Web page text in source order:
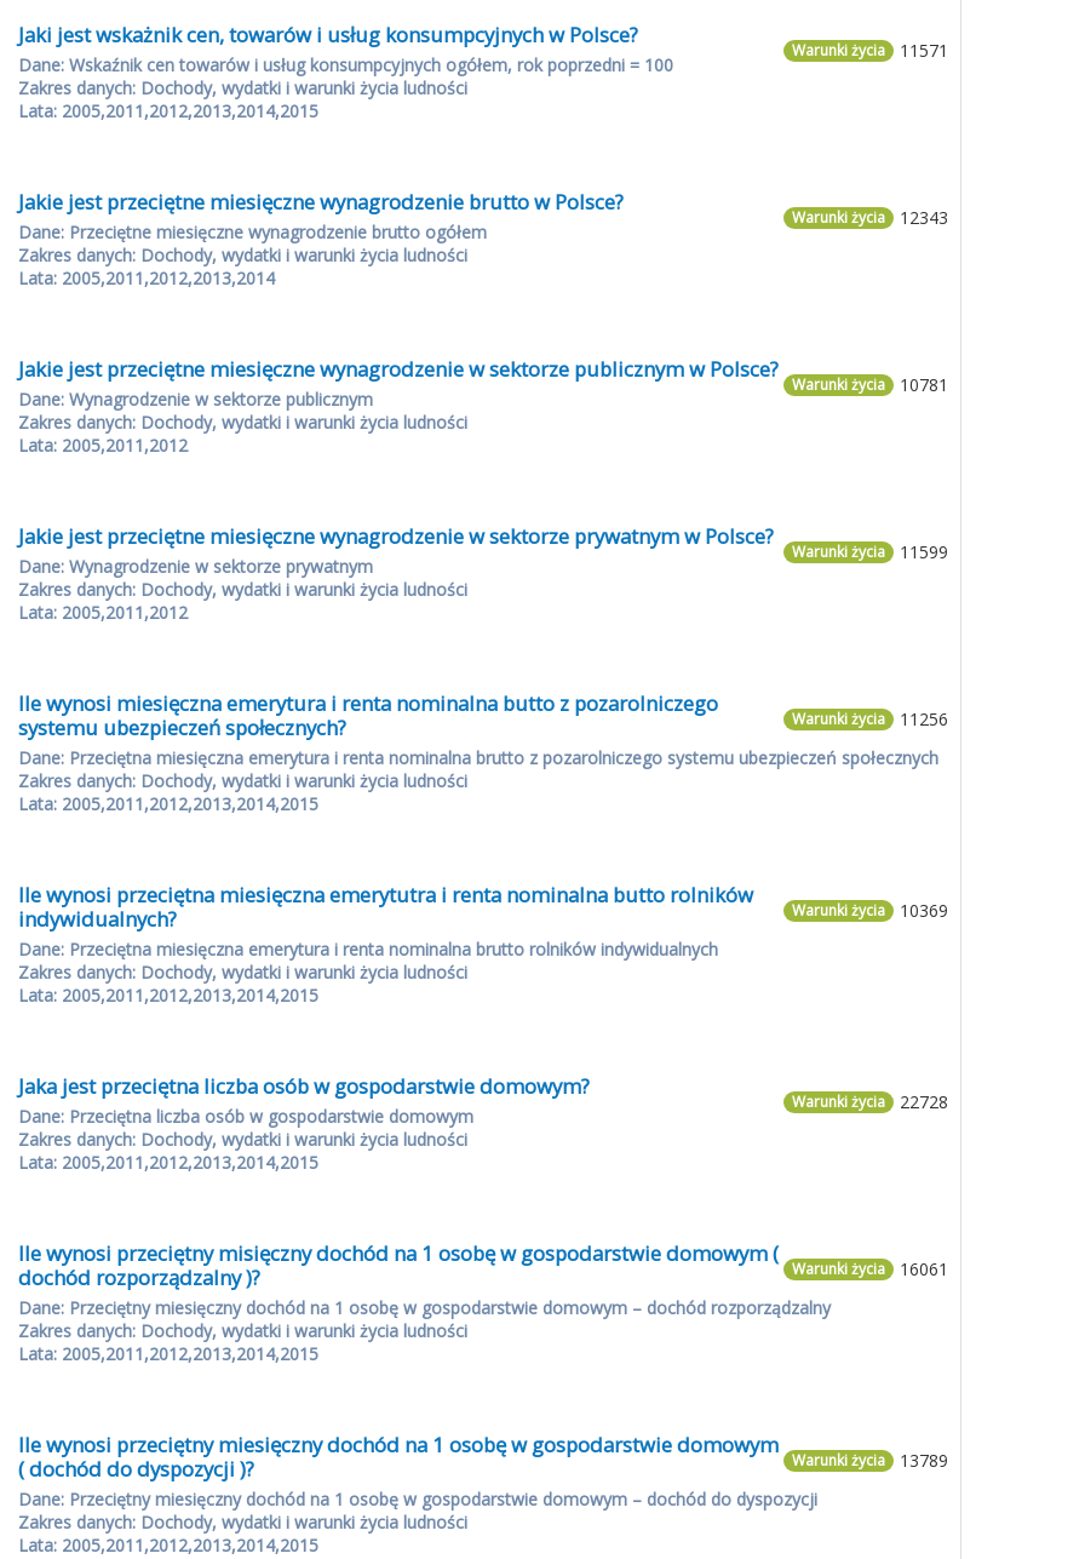
11571
Warunki życia
Jaki jest wskażnik cen, towarów i usług konsumpcyjnych w Polsce?
Dane: Wskaźnik cen towarów i usług konsumpcyjnych ogółem, rok poprzedni = 100
Zakres danych: Dochody, wydatki i warunki życia ludności
Lata: 2005,2011,2012,2013,2014,2015
12343
Warunki życia
Jakie jest przeciętne miesięczne wynagrodzenie brutto w Polsce?
Dane: Przeciętne miesięczne wynagrodzenie brutto ogółem
Zakres danych: Dochody, wydatki i warunki życia ludności
Lata: 2005,2011,2012,2013,2014
10781
Warunki życia
Jakie jest przeciętne miesięczne wynagrodzenie w sektorze publicznym w Polsce?
Dane: Wynagrodzenie w sektorze publicznym
Zakres danych: Dochody, wydatki i warunki życia ludności
Lata: 2005,2011,2012
11599
Warunki życia
Jakie jest przeciętne miesięczne wynagrodzenie w sektorze prywatnym w Polsce?
Dane: Wynagrodzenie w sektorze prywatnym
Zakres danych: Dochody, wydatki i warunki życia ludności
Lata: 2005,2011,2012
11256
Warunki życia
Ile wynosi miesięczna emerytura i renta nominalna butto z pozarolniczego
systemu ubezpieczeń społecznych?
Dane: Przeciętna miesięczna emerytura i renta nominalna brutto z pozarolniczego systemu ubezpieczeń społecznych
Zakres danych: Dochody, wydatki i warunki życia ludności
Lata: 2005,2011,2012,2013,2014,2015
10369
Warunki życia
Ile wynosi przeciętna miesięczna emerytutra i renta nominalna butto rolników
indywidualnych?
Dane: Przeciętna miesięczna emerytura i renta nominalna brutto rolników indywidualnych
Zakres danych: Dochody, wydatki i warunki życia ludności
Lata: 2005,2011,2012,2013,2014,2015
22728
Warunki życia
Jaka jest przeciętna liczba osób w gospodarstwie domowym?
Dane: Przeciętna liczba osób w gospodarstwie domowym
Zakres danych: Dochody, wydatki i warunki życia ludności
Lata: 2005,2011,2012,2013,2014,2015
16061
Warunki życia
Ile wynosi przeciętny misięczny dochód na 1 osobę w gospodarstwie domowym (
dochód rozporządzalny )?
Dane: Przeciętny miesięczny dochód na 1 osobę w gospodarstwie domowym – dochód rozporządzalny
Zakres danych: Dochody, wydatki i warunki życia ludności
Lata: 2005,2011,2012,2013,2014,2015
13789
Warunki życia
Ile wynosi przeciętny miesięczny dochód na 1 osobę w gospodarstwie domowym
( dochód do dyspozycji )?
Dane: Przeciętny miesięczny dochód na 1 osobę w gospodarstwie domowym – dochód do dyspozycji
Zakres danych: Dochody, wydatki i warunki życia ludności
Lata: 2005,2011,2012,2013,2014,2015